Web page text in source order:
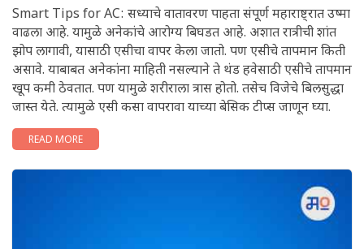
Smart Tips for AC: सध्याचे वातावरण पाहता संपूर्ण महाराष्ट्रात उष्मा
वाढला आहे. यामुळे अनेकांचे आरोग्य बिघडत आहे. अशात रात्रीची शांत
झोप लागावी, यासाठी एसीचा वापर केला जातो. पण एसीचे तापमान किती
असावे. याबाबत अनेकांना माहिती नसल्याने ते थंड हवेसाठी एसीचे तापमान
खूप कमी ठेवतात. पण यामुळे शरीराला त्रास होतो. तसेच विजेचे बिलसुद्धा
जास्त येते. त्यामुळे एसी कसा वापरावा याच्या बेसिक टीप्स जाणून घ्या.
READ MORE